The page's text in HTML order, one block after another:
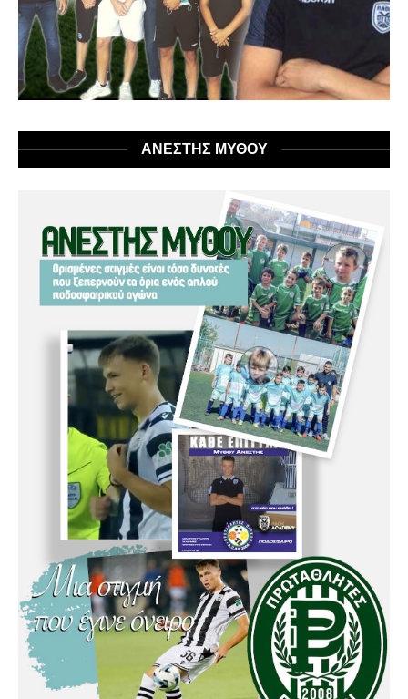
ΑΝΕΣΤΗΣ ΜΥΘΟΥ